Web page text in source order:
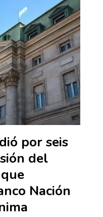
por seis
del
Nación